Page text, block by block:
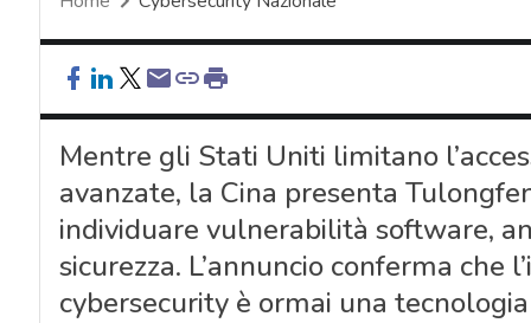
Mentre gli Stati Uniti limitano
avanzate, la Cina presenta
individuare vulnerabilità software,
sicurezza. L’annuncio conferma
cybersecurity è ormai una